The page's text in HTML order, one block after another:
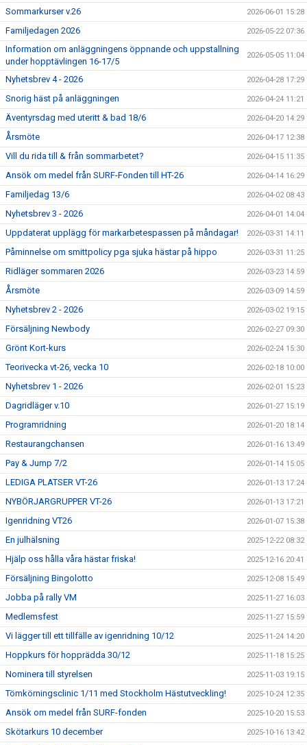
Sommarkurser v.26 2026-06-01 15:28
Familjedagen 2026 2026-05-22 07:36
Information om anläggningens öppnande och uppstallning
under hopptävlingen 16-17/5
2026-05-05 11:04
Nyhetsbrev 4 - 2026 2026-04-28 17:29
Snorig häst på anläggningen 2026-04-24 11:21
Äventyrsdag med uteritt & bad 18/6 2026-04-20 14:29
Årsmöte 2026-04-17 12:38
Vill du rida till & från sommarbetet? 2026-04-15 11:35
Ansök om medel från SURF-Fonden till HT-26 2026-04-14 16:29
Familjedag 13/6 2026-04-02 08:43
Nyhetsbrev 3 - 2026 2026-04-01 14:04
Uppdaterat upplägg för markarbetespassen på måndagar! 2026-03-31 14:11
Påminnelse om smittpolicy pga sjuka hästar på hippo 2026-03-31 11:25
Ridläger sommaren 2026 2026-03-23 14:59
Årsmöte 2026-03-09 14:59
Nyhetsbrev 2 - 2026 2026-03-02 19:15
Försäljning Newbody 2026-02-27 09:30
Grönt Kort-kurs 2026-02-24 15:30
Teorivecka vt-26, vecka 10 2026-02-18 10:00
Nyhetsbrev 1 - 2026 2026-02-01 15:23
Dagridläger v.10 2026-01-27 15:19
Programridning 2026-01-20 18:14
Restaurangchansen 2026-01-16 13:49
Pay & Jump 7/2 2026-01-14 15:05
LEDIGA PLATSER VT-26 2026-01-13 17:24
NYBÖRJARGRUPPER VT-26 2026-01-13 17:21
Igenridning VT26 2026-01-07 15:38
En julhälsning 2025-12-22 08:32
Hjälp oss hålla våra hästar friska! 2025-12-16 20:41
Försäljning Bingolotto 2025-12-08 15:49
Jobba på rally VM 2025-11-27 16:03
Medlemsfest 2025-11-27 15:59
Vi lägger till ett tillfälle av igenridning 10/12 2025-11-24 14:20
Hoppkurs för hopprädda 30/12 2025-11-18 15:25
Nominera till styrelsen 2025-11-03 19:15
Tömkörningsclinic 1/11 med Stockholm Hästutveckling! 2025-10-24 12:35
Ansök om medel från SURF-fonden 2025-10-20 15:53
Skötarkurs 10 december 2025-10-16 13:42